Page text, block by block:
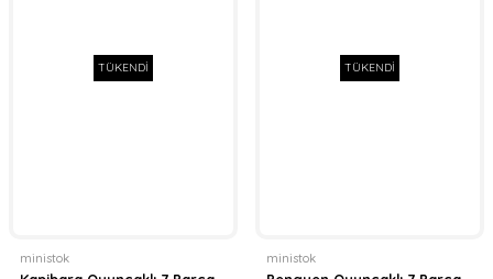
TÜKENDİ
ministok
TÜKENDİ
ministok